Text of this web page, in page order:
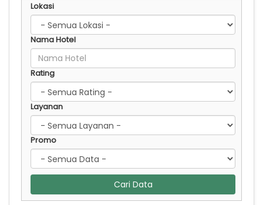
Lokasi
Nama Hotel
Rating
Layanan
Promo
Cari Data